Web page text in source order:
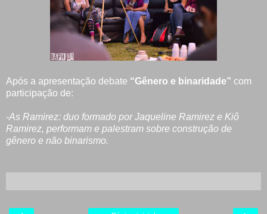
Após a apresentação debate “Gênero e binaridade” com
participação de:
-As Ramirez: duo formado por Jaqueline Ramirez e Kiô
Ramirez, performam e palestram sobre construção de
gênero e não binarismo.